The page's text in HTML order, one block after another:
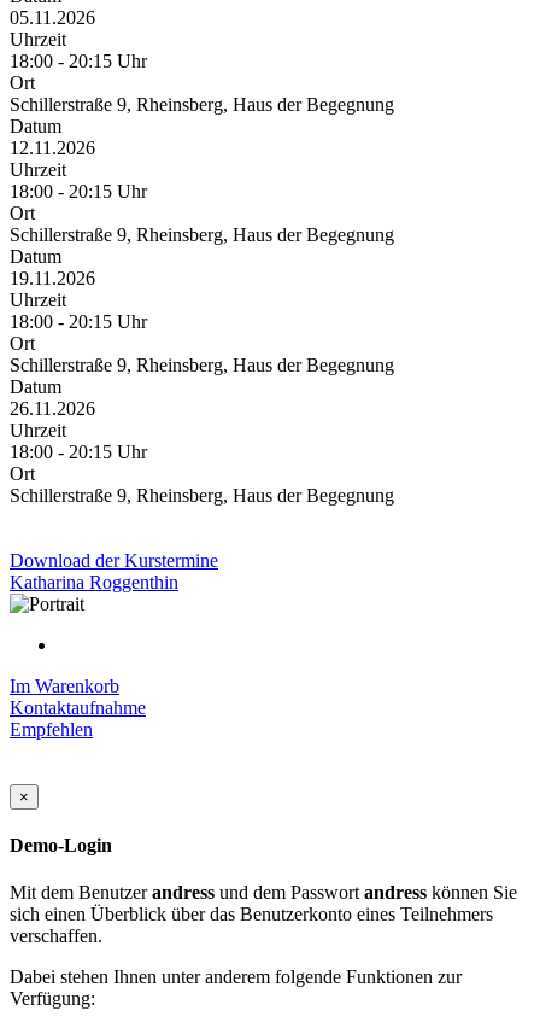
05.11.2026
Uhrzeit
18:00 - 20:15 Uhr
Ort
Schillerstraße 9, Rheinsberg, Haus der Begegnung
Datum
12.11.2026
Uhrzeit
18:00 - 20:15 Uhr
Ort
Schillerstraße 9, Rheinsberg, Haus der Begegnung
Datum
19.11.2026
Uhrzeit
18:00 - 20:15 Uhr
Ort
Schillerstraße 9, Rheinsberg, Haus der Begegnung
Datum
26.11.2026
Uhrzeit
18:00 - 20:15 Uhr
Ort
Schillerstraße 9, Rheinsberg, Haus der Begegnung
Download der Kurstermine
Katharina Roggenthin
Im Warenkorb
Kontaktaufnahme
Empfehlen
×
Demo-Login
Mit dem Benutzerandress und dem Passwort andress können Sie
sich einen Überblick über das Benutzerkonto eines Teilnehmers
verschaffen.
Dabei stehen Ihnen unter anderem folgende Funktionen zur
Verfügung: